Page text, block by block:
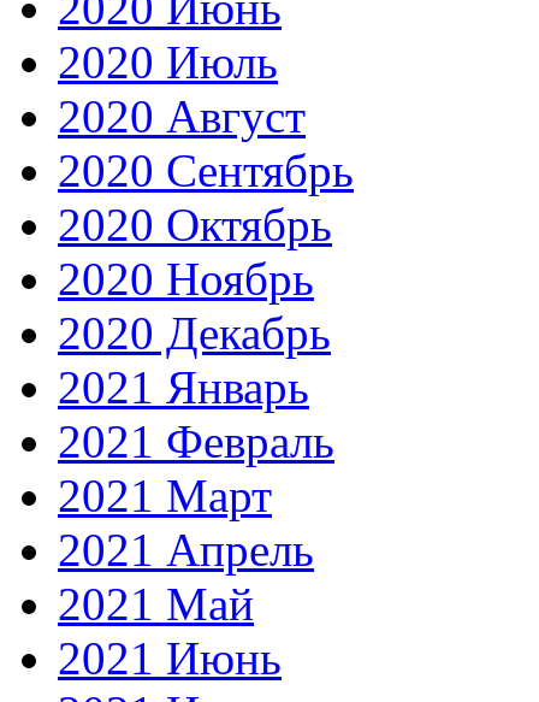
2020 Июль
2020 Август
2020 Сентябрь
2020 Октябрь
2020 Ноябрь
2020 Декабрь
2021 Январь
2021 Февраль
2021 Март
2021 Апрель
2021 Май
2021 Июнь